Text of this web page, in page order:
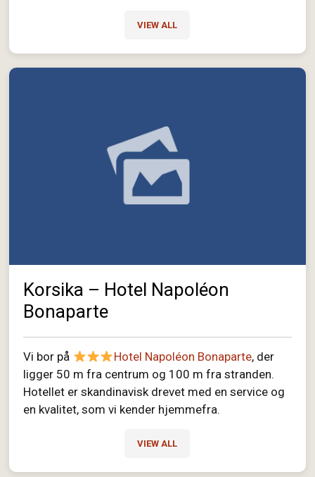
VIEW ALL
Korsika – Hotel Napoléon
Bonaparte
Vi bor på Hotel Napoléon Bonaparte, der
ligger 50 m fra centrum og 100 m fra stranden.
Hotellet er skandinavisk drevet med en service og
en kvalitet, som vi kender hjemmefra.
VIEW ALL